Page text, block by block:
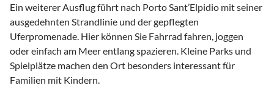
Ein weiterer Ausflug führt nach Porto Sant’Elpidio mit seiner
ausgedehnten Strandlinie und der gepflegten
Uferpromenade. Hier können Sie Fahrrad fahren, joggen
oder einfach am Meer entlang spazieren. Kleine Parks und
Spielplätze machen den Ort besonders interessant für
Familien mit Kindern.